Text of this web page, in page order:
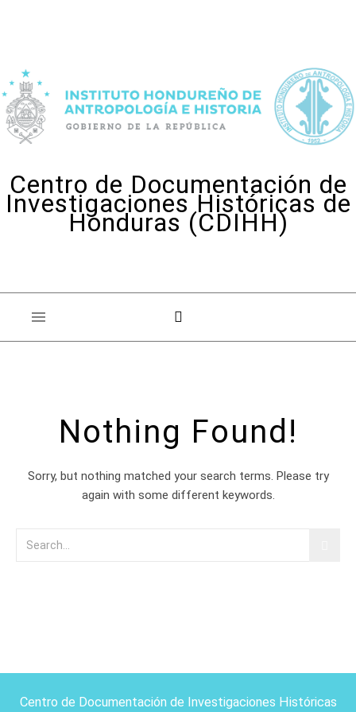
Centro de Documentación de
Investigaciones Históricas de
Honduras (CDIHH)
Nothing Found!
Sorry, but nothing matched your search terms. Please try
again with some different keywords.
Centro de Documentación de Investigaciones Históricas